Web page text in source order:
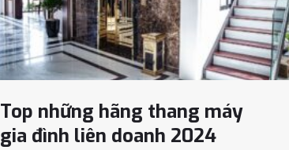
Top những hãng thang máy
gia đình liên doanh 2024